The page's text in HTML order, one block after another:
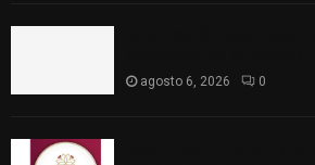
agosto 6, 2026 0